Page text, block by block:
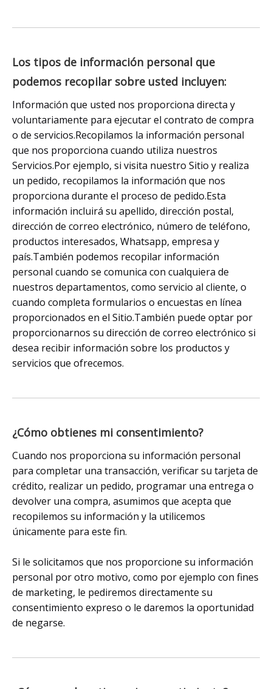
Los tipos de información personal que
podemos recopilar sobre usted incluyen:
Información que usted nos proporciona directa y
voluntariamente para ejecutar el contrato de compra
o de servicios.Recopilamos la información personal
que nos proporciona cuando utiliza nuestros
Servicios.Por ejemplo, si visita nuestro Sitio y realiza
un pedido, recopilamos la información que nos
proporciona durante el proceso de pedido.Esta
información incluirá su apellido, dirección postal,
dirección de correo electrónico, número de teléfono,
productos interesados, Whatsapp, empresa y
país.También podemos recopilar información
personal cuando se comunica con cualquiera de
nuestros departamentos, como servicio al cliente, o
cuando completa formularios o encuestas en línea
proporcionados en el Sitio.También puede optar por
proporcionarnos su dirección de correo electrónico si
desea recibir información sobre los productos y
servicios que ofrecemos.
¿Cómo obtienes mi consentimiento?
Cuando nos proporciona su información personal
para completar una transacción, verificar su tarjeta de
crédito, realizar un pedido, programar una entrega o
devolver una compra, asumimos que acepta que
recopilemos su información y la utilicemos
únicamente para este fin.
Si le solicitamos que nos proporcione su información
personal por otro motivo, como por ejemplo con fines
de marketing, le pediremos directamente su
consentimiento expreso o le daremos la oportunidad
de negarse.